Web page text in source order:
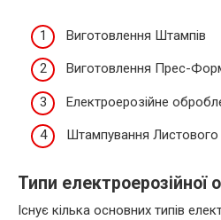
Виготовлення Штампів
Виготовлення Прес-
Електроерозійне
Штампування
Типи електроерозійної
Існує кілька основних типів